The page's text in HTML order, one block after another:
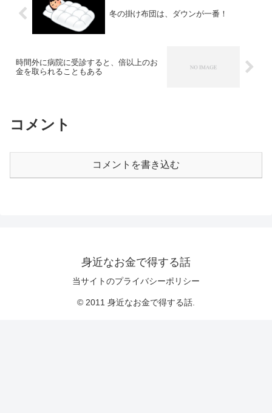
冬の掛け布団は、ダウンが一番！
時間外に病院に受診すると、倍以上のお
金を取られることもある
コメント
コメントを書き込む
身近なお金で得する話
当サイトのプライバシーポリシー
© 2011 身近なお金で得する話.